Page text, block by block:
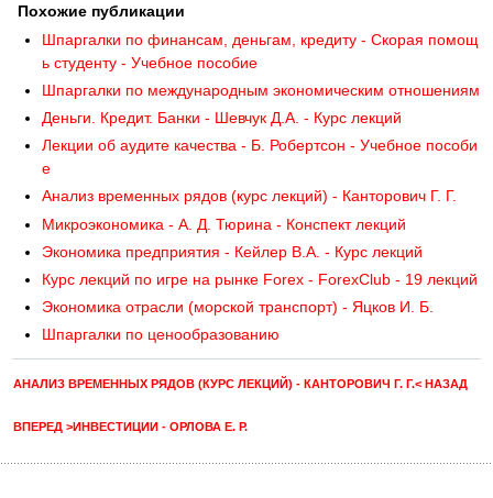
Похожие публикации
Шпаргалки по финансам, деньгам, кредиту - Скорая помощ
ь студенту - Учебное пособие
Шпаргалки по международным экономическим отношениям
Деньги. Кредит. Банки - Шевчук Д.А. - Курс лекций
Лекции об аудите качества - Б. Робертсон - Учебное пособи
е
Анализ временных рядов (курс лекций) - Канторович Г. Г.
Микроэкономика - А. Д. Тюрина - Конспект лекций
Экономика предприятия - Кейлер В.А. - Курс лекций
Курс лекций по игре на рынке Forex - ForexClub - 19 лекций
Экономика отрасли (морской транспорт) - Яцков И. Б.
Шпаргалки по ценообразованию
АНАЛИЗ ВРЕМЕННЫХ РЯДОВ (КУРС ЛЕКЦИЙ) - КАНТОРОВИЧ Г. Г.< НАЗАД
ВПЕРЕД >ИНВЕСТИЦИИ - ОРЛОВА Е. Р.